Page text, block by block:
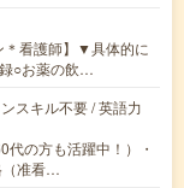
＊看護師】▼具体的に
○お薬の飲…
スキル不要 / 英語力
の方も活躍中！）・
（准看…